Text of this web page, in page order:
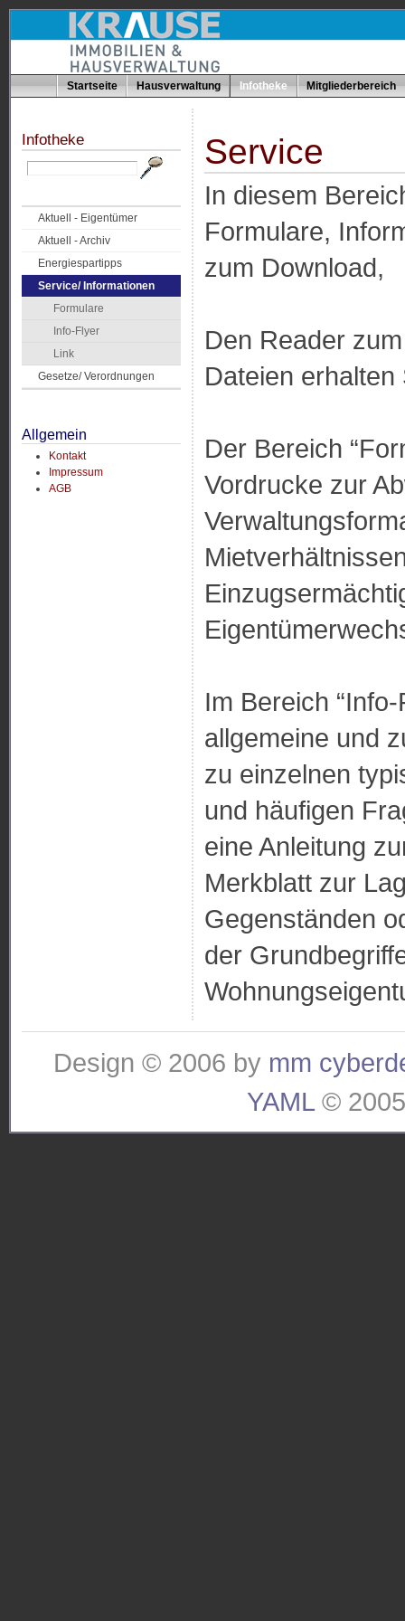
Startseite Hausverwaltung Infotheke Mitgliederbereich
Infotheke
Aktuell - Eigentümer
Aktuell - Archiv
Energiespartipps
Service/ Informationen
Formulare
Info-Flyer
Link
Gesetze/ Verordnungen
Allgemein
Kontakt
Impressum
AGB
Service
In diesem
Formulare,
zum Download,
Den Reader
Dateien
Der Bereich
Vordrucke zur
Im Bereich
allgemeine und
zu einzelnen
und häufigen
eine Anleitung
Merkblatt zur
Gegenständen
der
Design © 2006 by mm
YAML©